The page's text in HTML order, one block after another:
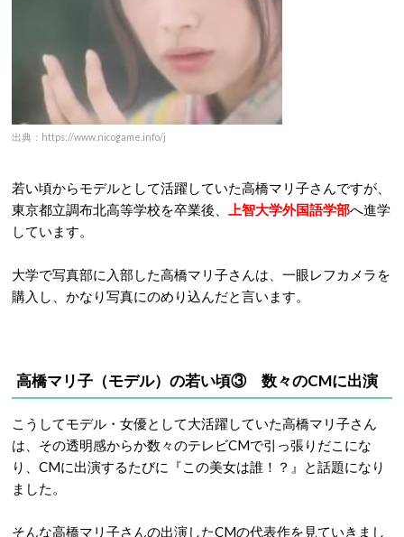
出典：https://www.nicogame.info/j
若い頃からモデルとして活躍していた高橋マリ子さんですが、
東京都立調布北高等学校を卒業後、
上智大学外国語学部へ進学
しています。
大学で写真部に入部した高橋マリ子さんは、一眼レフカメラを
購入し、かなり写真にのめり込んだと言います。
高橋マリ子（モデル）の若い頃③ 数々のCMに出演
こうしてモデル・女優として大活躍していた高橋マリ子さん
は、その透明感からか数々のテレビCMで引っ張りだこにな
り、CMに出演するたびに『この美女は誰！？』と話題になり
ました。
そんな高橋マリ子さんの出演したCMの代表作を見ていきまし